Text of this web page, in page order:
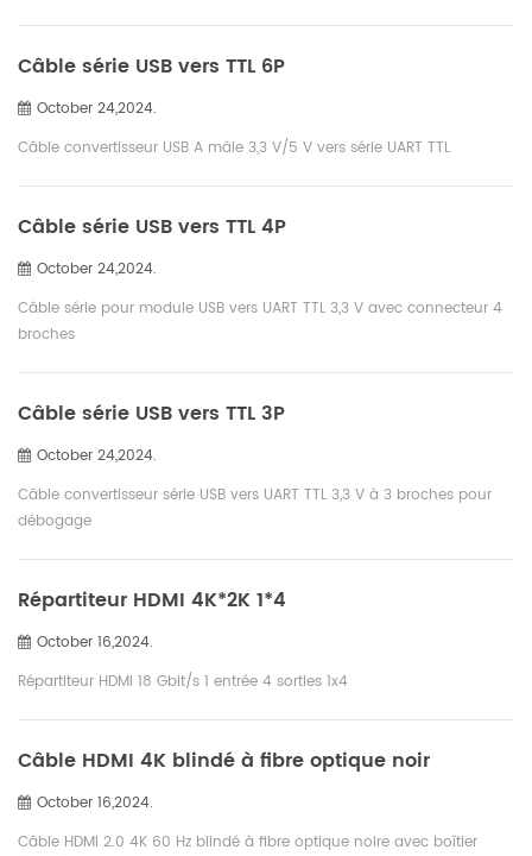
Câble série USB vers TTL 6P
October 24,2024.
Câble convertisseur USB A mâle 3,3 V/5 V vers série UART TTL
Câble série USB vers TTL 4P
October 24,2024.
Câble série pour module USB vers UART TTL 3,3 V avec connecteur 4
broches
Câble série USB vers TTL 3P
October 24,2024.
Câble convertisseur série USB vers UART TTL 3,3 V à 3 broches pour
débogage
Répartiteur HDMI 4K*2K 1*4
October 16,2024.
Répartiteur HDMI 18 Gbit/s 1 entrée 4 sorties 1x4
Câble HDMI 4K blindé à fibre optique noir
October 16,2024.
Câble HDMI 2.0 4K 60 Hz blindé à fibre optique noire avec boîtier